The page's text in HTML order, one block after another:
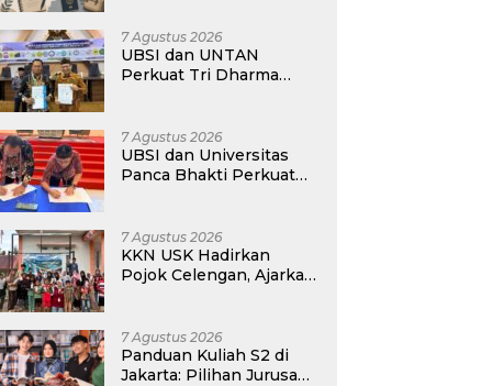
Depan?
7 Agustus 2026
UBSI dan UNTAN
Perkuat Tri Dharma
7 Agustus 2026
UBSI dan Universitas
Panca Bhakti Perkuat
7 Agustus 2026
KKN USK Hadirkan
Pojok Celengan, Ajarkan
7 Agustus 2026
Panduan Kuliah S2 di
Jakarta: Pilihan Jurusan,